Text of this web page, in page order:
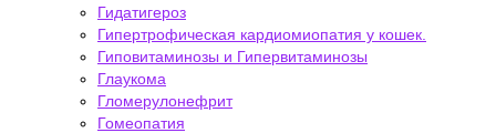
Гидатигероз
Гипертрофическая кардиомиопатия у кошек.
Гиповитаминозы и Гипервитаминозы
Глаукома
Гломерулонефрит
Гомеопатия